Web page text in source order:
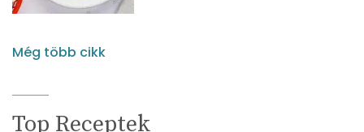
Még több cikk
Top Receptek